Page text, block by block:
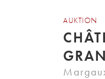
AUKTION